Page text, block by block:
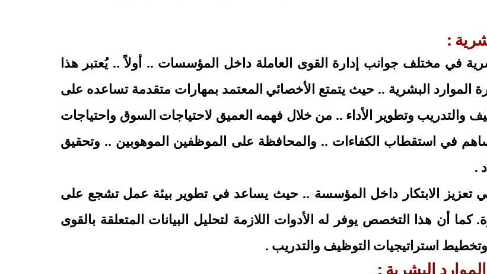
:
في مختلف جوانب إدارة القوى العاملة داخل المؤسسات .. أولاً .. يُعتبر هذا
الموارد البشرية .. حيث يتمتع الأخصائي المعتمد بمهارات متقدمة تساعده على
والتدريب وتطوير الأداء .. من خلال فهمه العميق لاحتياجات السوق واحتياجات
في استقطاب الكفاءات .. والمحافظة على الموظفين الموهوبين .. وتحقيق
.
تعزيز الابتكار داخل المؤسسة .. حيث يساعد في تطوير بيئة عمل تشجع على
كما أن هذا التخصص يوفر له الأدوات اللازمة لتحليل البيانات المتعلقة بالقوى
استراتيجيات التوظيف والتدريب .
البشرية :